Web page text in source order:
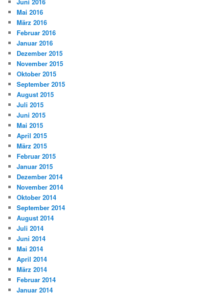
Mai 2016
März 2016
Februar 2016
Januar 2016
Dezember 2015
November 2015
Oktober 2015
September 2015
August 2015
Juli 2015
Juni 2015
Mai 2015
April 2015
März 2015
Februar 2015
Januar 2015
Dezember 2014
November 2014
Oktober 2014
September 2014
August 2014
Juli 2014
Juni 2014
Mai 2014
April 2014
März 2014
Februar 2014
Januar 2014